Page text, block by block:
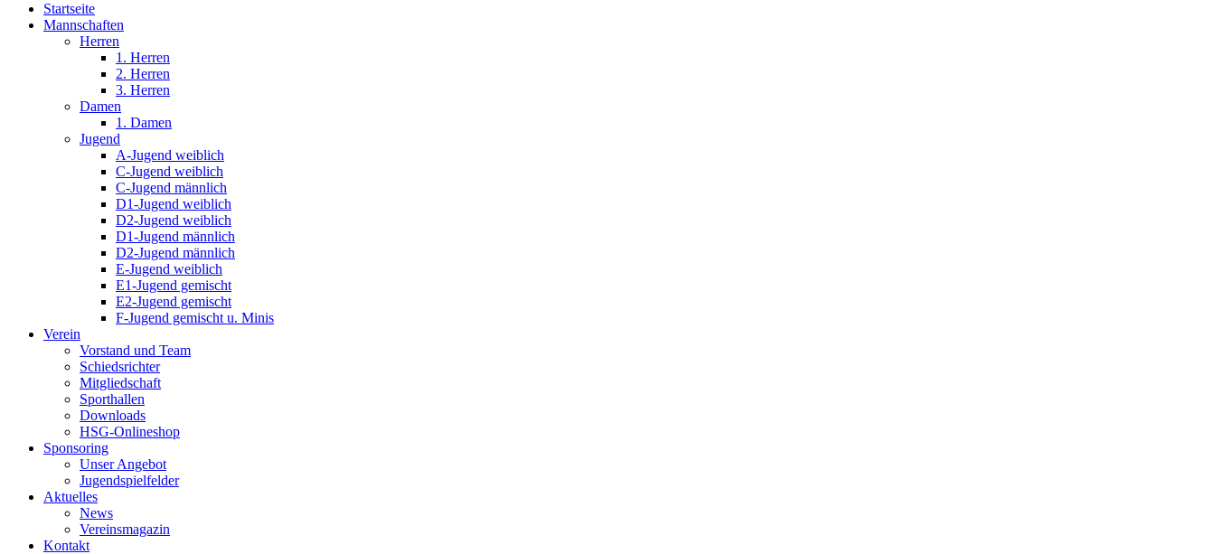
Startseite
Mannschaften
Herren
1. Herren
2. Herren
3. Herren
Damen
1. Damen
Jugend
A-Jugend weiblich
C-Jugend weiblich
C-Jugend männlich
D1-Jugend weiblich
D2-Jugend weiblich
D1-Jugend männlich
D2-Jugend männlich
E-Jugend weiblich
E1-Jugend gemischt
E2-Jugend gemischt
F-Jugend gemischt u. Minis
Verein
Vorstand und Team
Schiedsrichter
Mitgliedschaft
Sporthallen
Downloads
HSG-Onlineshop
Sponsoring
Unser Angebot
Jugendspielfelder
Aktuelles
News
Vereinsmagazin
Kontakt